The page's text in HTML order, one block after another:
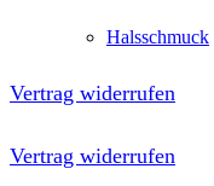
Halsschmuck
Vertrag widerrufen
Vertrag widerrufen